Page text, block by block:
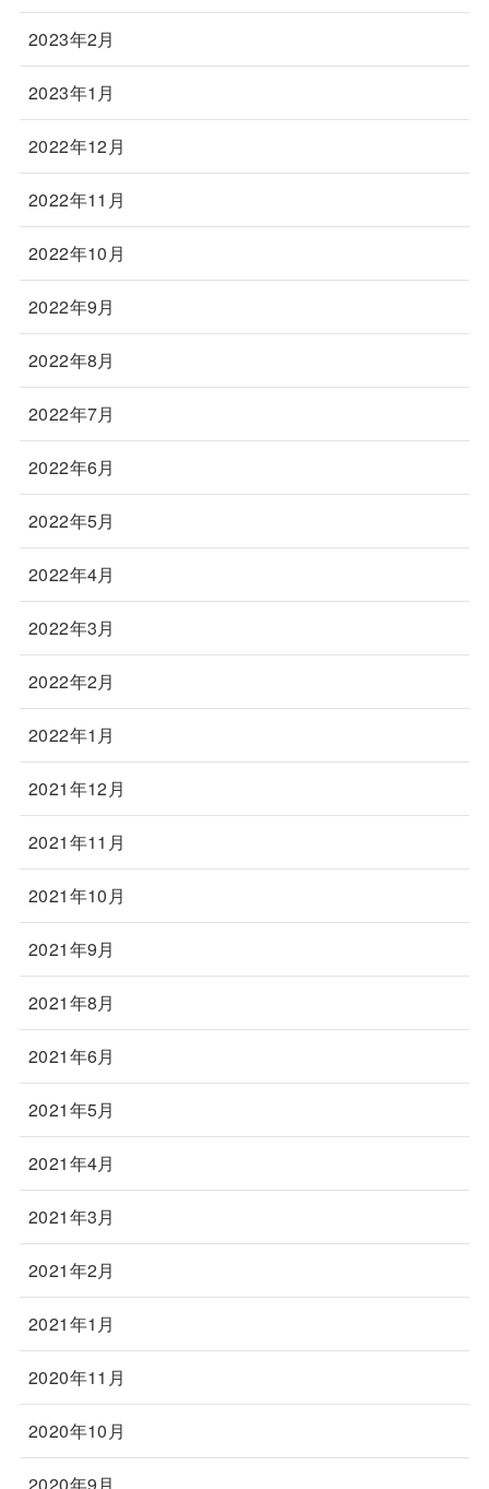
2023年2月
2023年1月
2022年12月
2022年11月
2022年10月
2022年9月
2022年8月
2022年7月
2022年6月
2022年5月
2022年4月
2022年3月
2022年2月
2022年1月
2021年12月
2021年11月
2021年10月
2021年9月
2021年8月
2021年6月
2021年5月
2021年4月
2021年3月
2021年2月
2021年1月
2020年11月
2020年10月